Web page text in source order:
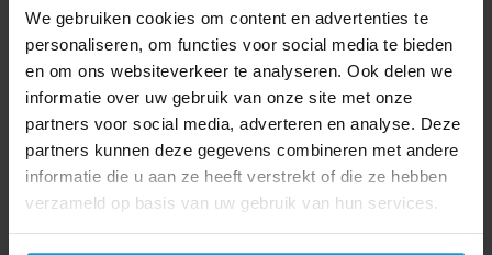
We gebruiken cookies om content en advertenties te
personaliseren, om functies voor social media te bieden
en om ons websiteverkeer te analyseren. Ook delen we
informatie over uw gebruik van onze site met onze
partners voor social media, adverteren en analyse. Deze
partners kunnen deze gegevens combineren met andere
informatie die u aan ze heeft verstrekt of die ze hebben
verzameld op basis van uw gebruik van hun services.
Facelift LUXE PAKKET 286km WLTP 98.6% (SOH) Snelladen
L2H1 Lichtmetaal 17inch Climate Control Adaptieve Cruise
2024
5996 km
Elettrico
Automatico